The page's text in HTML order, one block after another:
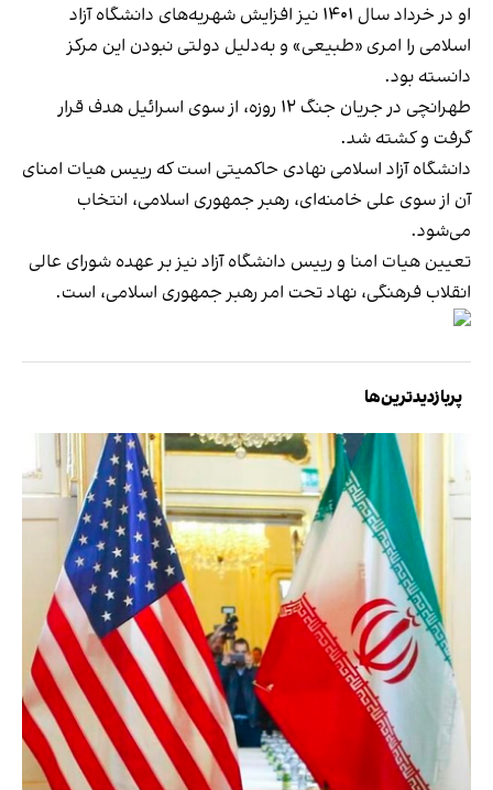
او در خرداد سال ۱۴۰۱ نیز افزایش شهریه‌های دانشگاه آزاد
اسلامی را امری «طبیعی» و به‌دلیل دولتی نبودن این مرکز
دانسته بود.
طهرانچی در جریان جنگ ۱۲ روزه، از سوی اسرائیل هدف قرار
گرفت و کشته شد.
دانشگاه آزاد اسلامی نهادی حاکمیتی است که رییس هیات امنای
آن از سوی علی خامنه‌ای، رهبر جمهوری اسلامی، انتخاب
می‌شود.
تعیین هیات امنا و رییس دانشگاه آزاد نیز بر عهده شورای عالی
انقلاب فرهنگی، نهاد تحت امر رهبر جمهوری اسلامی، است.
پربازدیدترین‌ها